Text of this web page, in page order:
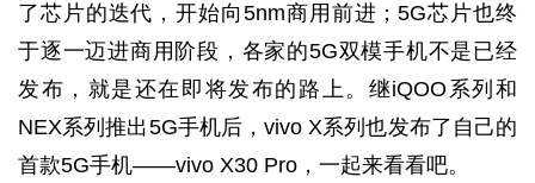
了芯片的迭代，开始向5nm商用前进；5G芯片也终
于逐一迈进商用阶段，各家的5G双模手机不是已经
发布，就是还在即将发布的路上。继iQOO系列和
NEX系列推出5G手机后，vivo X系列也发布了自己的
首款5G手机——vivo X30 Pro，一起来看看吧。